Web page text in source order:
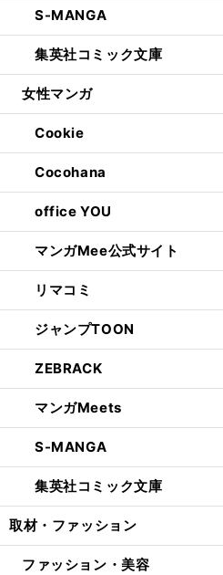
S-MANGA
集英社コミック文庫
女性マンガ
Cookie
Cocohana
office YOU
マンガMee公式サイト
リマコミ
ジャンプTOON
ZEBRACK
マンガMeets
S-MANGA
集英社コミック文庫
取材・ファッション
ファッション・美容